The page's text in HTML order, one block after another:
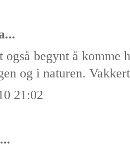
også begynt å komme
og i naturen.
21:02